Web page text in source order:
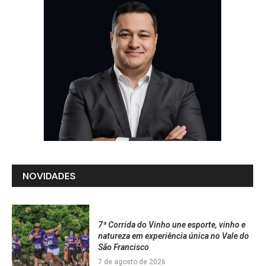
NOVIDADES
7ª Corrida do Vinho une esporte, vinho e
natureza em experiência única no Vale do
São Francisco
7 de agosto de 2026